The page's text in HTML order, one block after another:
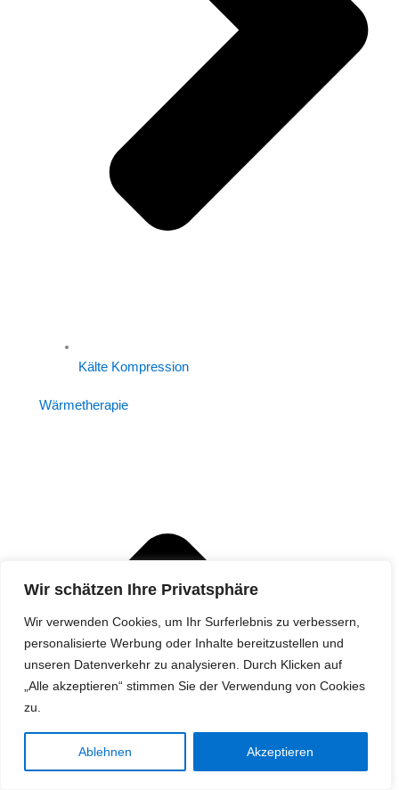
Wir schätzen Ihre Privatsphäre
Wir verwenden Cookies, um Ihr Surferlebnis zu verbessern,
personalisierte Werbung oder Inhalte bereitzustellen und
unseren Datenverkehr zu analysieren. Durch Klicken auf
„Alle akzeptieren“ stimmen Sie der Verwendung von Cookies
zu.
Ablehnen Akzeptieren
Kälte Kompression
Wärmetherapie